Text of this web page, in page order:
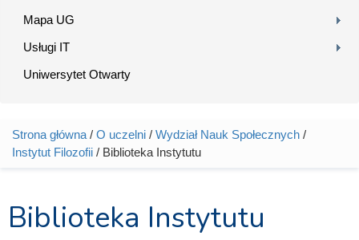
Mapa UG
Usługi IT
Uniwersytet Otwarty
Jesteś tutaj
Strona główna / O uczelni / Wydział Nauk Społecznych /
Instytut Filozofii / Biblioteka Instytutu
Biblioteka Instytutu